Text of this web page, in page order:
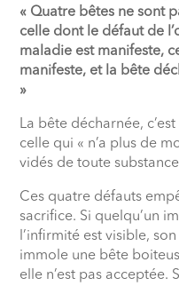
« Quatre bêtes ne sont
celle dont le défaut de
maladie est manifeste,
manifeste, et la bête
»
La bête décharnée,
celle qui « n’a plus de
vidés de toute
Ces quatre défauts
sacrifice. Si quelqu’un
l’infirmité est visible, son
immole une bête
elle n’est pas acceptée.